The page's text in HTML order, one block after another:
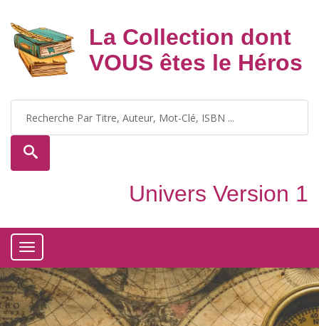
La Collection dont
VOUS êtes le Héros
Univers Version 1
Toggle
navigation